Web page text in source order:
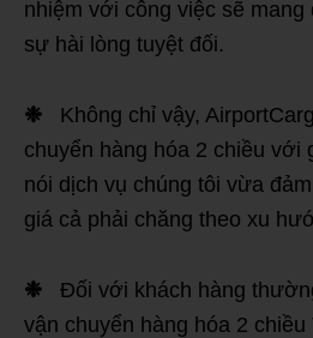
nhiệm với công việc sẽ mang
sự hài lòng tuyệt đối.
❉ Không chỉ vậy,
chuyển hàng hóa 2 chiều với
nói dịch vụ chúng tôi vừa
giá cả phải chăng theo xu
❉ Đối với khách hàng
vận chuyển hàng hóa 2 chiều